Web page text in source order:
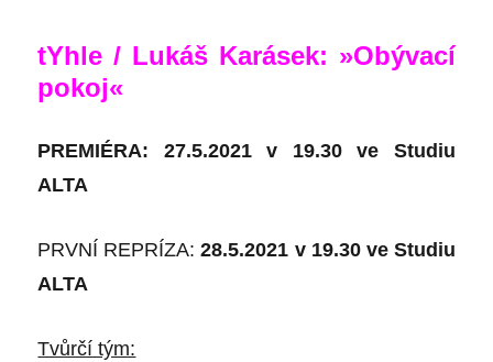
tYhle / Lukáš Karásek: »Obývací
pokoj«
PREMIÉRA: 27.5.2021 v 19.30 ve Studiu
ALTA
PRVNÍ REPRÍZA: 28.5.2021 v 19.30 ve Studiu
ALTA
Tvůrčí tým: